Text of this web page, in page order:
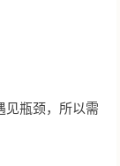
见瓶颈，所以需